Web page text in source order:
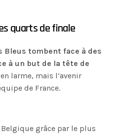
quarts de finale
Bleus tombent face à des
à un but de la tête de
larme, mais l’avenir
de France.
grâce par le plus